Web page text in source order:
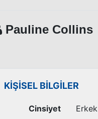
Pauline Collins
KİŞİSEL BİLGİLER
Cinsiyet
Erkek